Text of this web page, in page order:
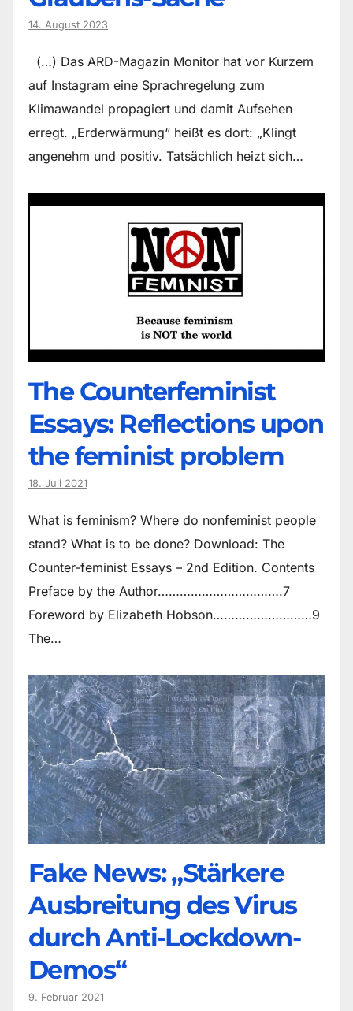
14. August 2023
(…) Das ARD-Magazin Monitor hat vor Kurzem
auf Instagram eine Sprachregelung zum
Klimawandel propagiert und damit Aufsehen
erregt. „Erderwärmung“ heißt es dort: „Klingt
angenehm und positiv. Tatsächlich heizt sich…
The Counter­feminist
Essays: Reflections upon
the feminist problem
18. Juli 2021
What is feminism? Where do non­feminist people
stand? What is to be done? Download: The
Counter-feminist Essays – 2nd Edition. Contents
Preface by the Author…………………………….7
Foreword by Elizabeth Hobson………………………9
The…
Fake News: „Stärkere
Ausbreitung des Virus
durch Anti-Lockdown-
Demos“
9. Februar 2021